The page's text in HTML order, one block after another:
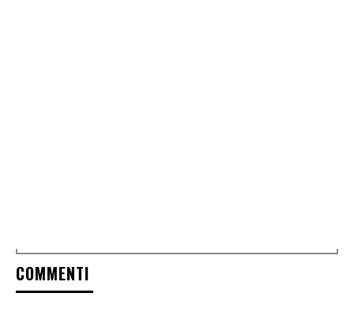
COMMENTI